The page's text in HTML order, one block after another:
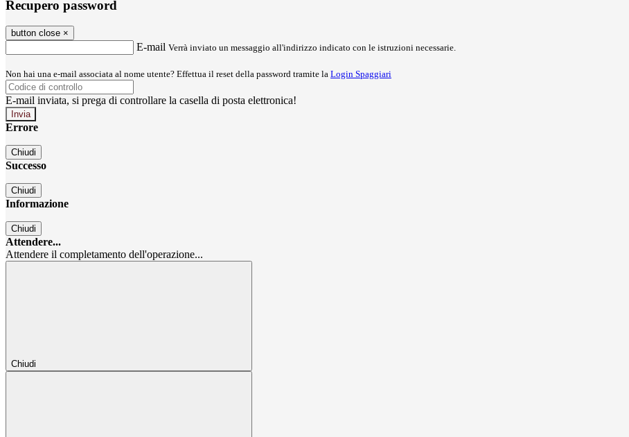
Recupero password
button close ×
E-mail Verrà inviato un messaggio all'indirizzo indicato con le istruzioni necessarie.
Non hai una e-mail associata al nome utente? Effettua il reset della password tramite la Login Spaggiari
E-mail inviata, si prega di controllare la casella di posta elettronica!
Errore
Chiudi
Successo
Chiudi
Informazione
Chiudi
Attendere...
Attendere il completamento dell'operazione...
Chiudi